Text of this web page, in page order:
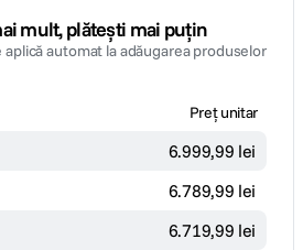
mult, plătești mai puțin
aplică automat la adăugarea produselor
Preț unitar
6.999,99 lei
6.789,99 lei
6.719,99 lei